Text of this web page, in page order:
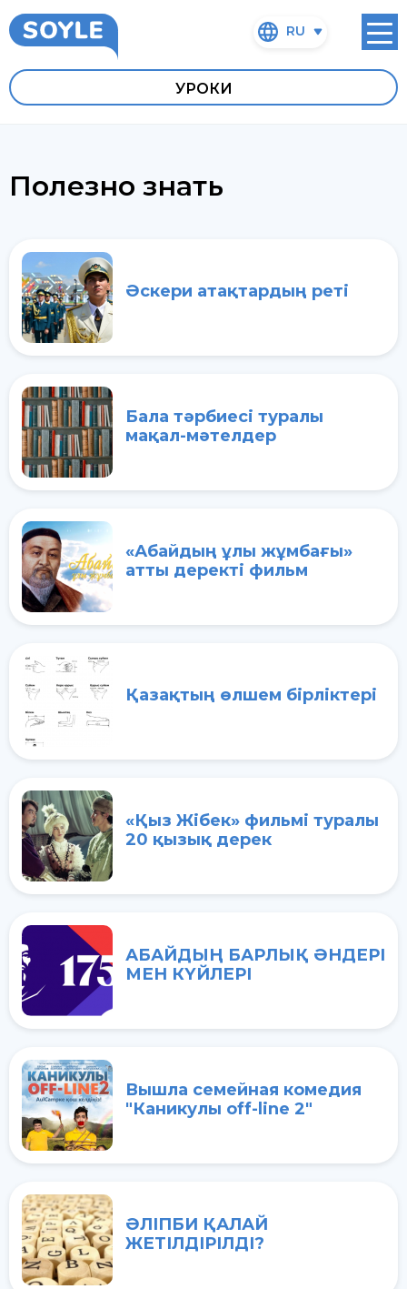
RU
УРОКИ
Полезно знать
Әскери атақтардың реті
Бала тәрбиесі туралы
мақал-мәтелдер
«Абайдың ұлы жұмбағы»
атты деректі фильм
Қазақтың өлшем бірліктері
«Қыз Жібек» фильмі туралы
20 қызық дерек
АБАЙДЫҢ БАРЛЫҚ ӘНДЕРІ
МЕН КҮЙЛЕРІ
Вышла семейная комедия
"Каникулы off-line 2"
ӘЛІПБИ ҚАЛАЙ
ЖЕТІЛДІРІЛДІ?